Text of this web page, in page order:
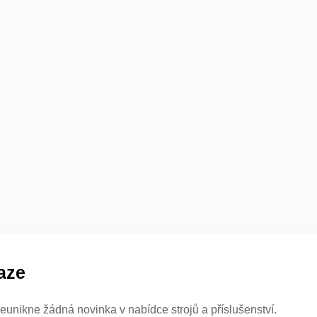
žádná novinka v nabídce strojů a příslušenství.